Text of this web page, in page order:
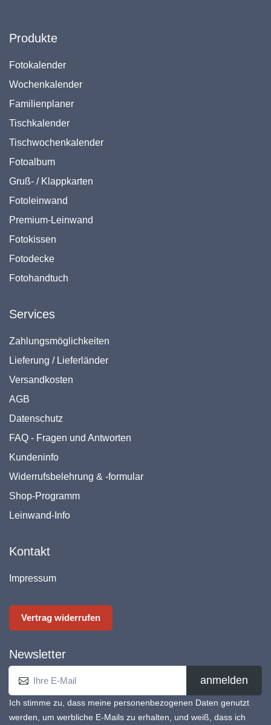
Produkte
Fotokalender
Wochenkalender
Familienplaner
Tischkalender
Tischwochenkalender
Fotoalbum
Gruß- / Klappkarten
Fotoleinwand
Premium-Leinwand
Fotokissen
Fotodecke
Fotohandtuch
Services
Zahlungsmöglichkeiten
Lieferung / Lieferländer
Versandkosten
AGB
Datenschutz
FAQ - Fragen und Antworten
Kundeninfo
Widerrufsbelehrung & -formular
Shop-Programm
Leinwand-Info
Kontakt
Impressum
Vertrag widerrufen
Newsletter
anmelden
Ich stimme zu, dass meine personenbezogenen Daten genutzt
werden, um werbliche E-Mails zu erhalten, und weiß, dass ich